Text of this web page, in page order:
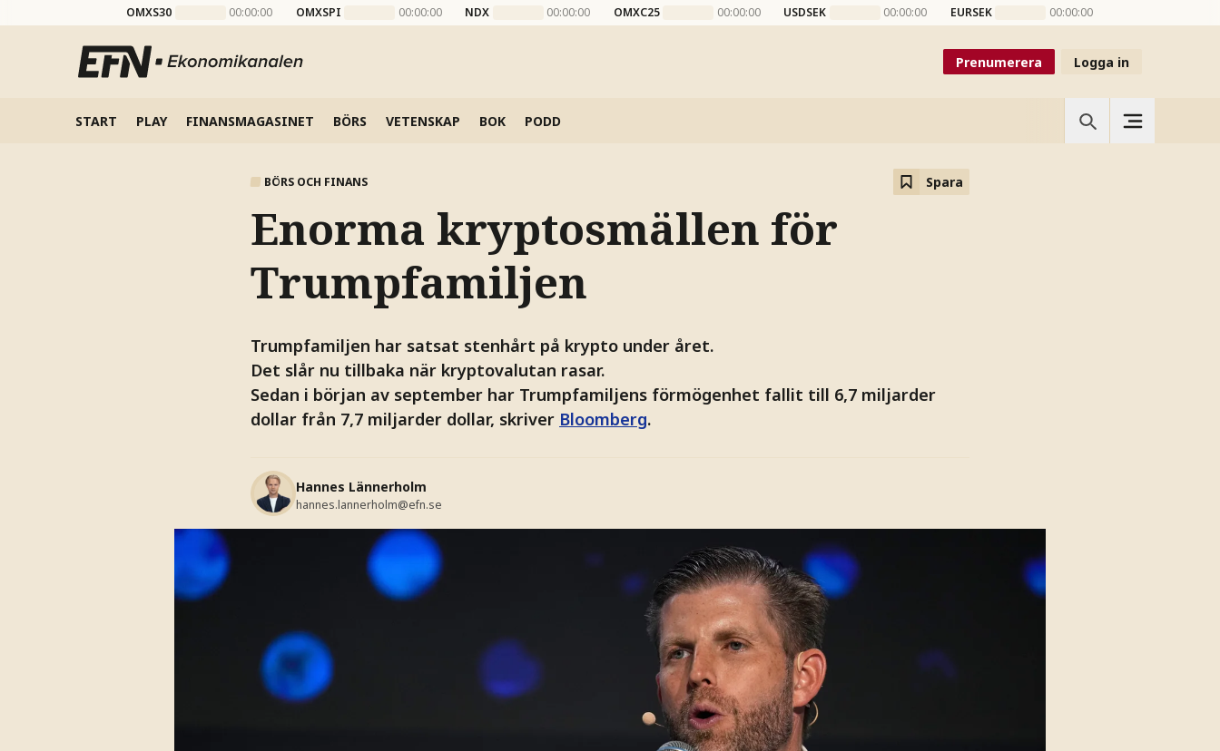
OMXS30 00:00:00 OMXSPI 00:00:00 NDX 00:00:00 OMXC25 00:00:00 USDSEK 00:00:00 EURSEK 00:00:00
Prenumerera Logga in
START PLAY FINANSMAGASINET BÖRS VETENSKAP BOK PODD
BÖRS OCH FINANS Spara
Enorma kryptosmällen för
Trumpfamiljen
Trumpfamiljen har satsat stenhårt på krypto under året.
Det slår nu tillbaka när kryptovalutan rasar.
Sedan i början av september har Trumpfamiljens förmögenhet fallit till 6,7 miljarder
dollar från 7,7 miljarder dollar, skriver Bloomberg.
Hannes Lännerholm
hannes.lannerholm@efn.se